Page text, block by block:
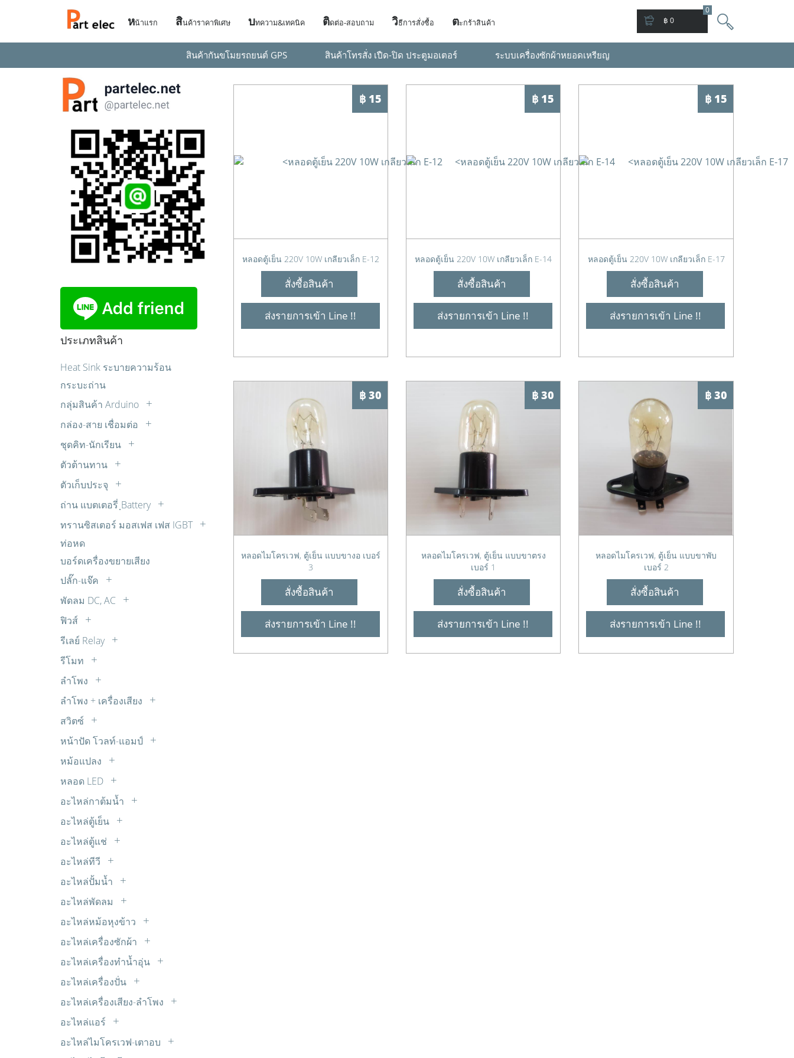
หน้าแรก สินค้าราคาพิเศษ บทความ&เทคนิค ติดต่อ-สอบถาม วิธีการสั่งซื้อ ตะกร้าสินค้า
สินค้ากันขโมยรถยนต์ GPS สินค้าโทรสั่ง เปืด-ปิด ประตูมอเตอร์ ระบบเครื่องซักผ้าหยอดเหรียญ
0
฿ 0
ประเภทสินค้า
Heat Sink ระบายความร้อน
กระบะถ่าน
กลุ่มสินค้า Arduino
Sensor เซ็นเซอร์
บอร์ดขับมอเตอร์
บอร์ดรีเลย์
มอเตอร์ต่างๆ
หน้าจอแสดงผล
กล่อง-สาย เชื่อมต่อ
กล่องแปลงสัญญาณ
สายปลั๊กไฟ AC
สายสัญญาณเสียง AUDIO
สายเพื่อการทดลอง
ชุดคิท-นักเรียน
ควบคุมไฟ AC ด้วยแสง เสียง รีโมท ตั้ง
เวลา
ชุดคิทสำหรับผู้เริ่มต้น
ชุดหุ่นยนต์
ชุดไมโครคอนโทรลเลอร์
พลังงาน โซลาร์เซลล์
วงจรขยายเสียง ปรับแต่งเสียง
วงจรควบคุมความเร็วมอเตอร์ DC
วงจรตัวเลขจัมโบ้ วงจรขับ และไฟกระ
วงจรนาฬิกาและจับเวลา
วงจรบันทึกเสียง
วงจรเสียงต่างๆ จากไอซี OTP
วิทยุรับ-ส่ง FM ไมค์ลอย จูนเนอร์
แหล่งจ่ายไฟ
ไฟกระพริบ ไฟเกมส์
ตัวต้านทาน
LDR
R 10W
R 15W
R 1W
R 20W
R 30W
ตัวต้านทานปรับค่าได้ 30W
ตัวเก็บประจุ
Cap. มอเตอร์สตาร์ท
อิเล็กโตรไลต์
ไมล่าร์
ถ่าน แบตเตอรี่ ฺBattery
ถ่านคาร์บอนซิงค์
ทรานซิสเตอร์ มอสเฟส เฟส IGBT
IGBT
Transistors
TRIAC
ท่อหด
บอร์ดเครื่องขยายเสียง
ปลั๊ก-แจ๊ค
COAX
DC
RCA
RCA ติดแท่น
ตัวแปลง
สเปคคอน
แจ๊ค TR
พัดลม DC, AC
พัดลม AC
พัดลมทั่วไป
ฟิวส์
เทอร์โมฟิวส์
รีเลย์ Relay
รีเลย์ 14V DC
รีเลย์ 18V DC
รีเลย์ 220V AC
รีเลย์ 24V DC
รีเลย์ 6V DC
รีเลย์ 9V DC
รีโมท
รีโมทจานดาวเทียม
รีโมทพัดลม
รีโมทเครื่องเสียง
รีโมทแอร์
ลำโพง
Buzzer บัซเซอร์
ลำโพงเสียงแหลม ทวิตเตอร์ TW
ลำโพง + เครื่องเสียง
สวิตซ์
สวิตซ์กด
สวิตซ์โยก
สวิตซ์ใช้กับสว่าน
ไมโครสวิตซ์
หน้าปัด โวลท์-แอมป์
หน้าปัด AC
หม้อแปลง
หม้อแปลงขดลวด Transformer
อะแด๊ปเตอร์
อินเวอร์เตอร์ INVERTER
หลอด LED
LED 5mm.
อะไหล่กาต้มน้ำ
ฮีทเตอร์กาต้มน้ำ
อะไหล่ตู้เย็น
Timer ตู้เย็น
ขอบยางตู้เย็น
ดีฟรอสใบเมทัล
ฟิลเตอร์-ดรายเออร์
มอเตอร์ตู้เย็น
วาวล์ศร
สวิตซ์ประตูตู้เย็น
ฮีตเตอร์หลอดแก้ว
เซ็นเซอร์ตู้เย็น
เทอร์โมสตัด
แผงระบายความร้อน
อะไหล่ตู้แช่
มอเตอร์พัดลมตู้แช่
อะไหล่ทีวี
ซ๊อกเก็ต TV
ซัพพลาย HAIER
ซัพพลาย JVC
ซัพพลาย LG
ซัพพลาย Panasonic
ซัพพลาย Philips
ซัพพลาย SAMSUNG
ซัพพลาย SHARP
ซัพพลาย SINGER
อะไหล่ปั้มน้ำ
เพรสเชอร์สวิตซ์ปั้มน้ำ
อะไหล่พัดลม
C. พัดลม
มอเตอร์ส่ายรอบช้า
สวิทซ์พัดลม
สเตเตอร์ มอเตอร์พัดลม
เทอร์โมฟิวส์พัดลม
เฟืองต่างๆ
อะไหล่หม้อหุงข้าว
แผ่นอุ่นหม้อหุงข้าว
อะไหล่เครื่องซักผ้า
ขาเหล็กยึดถังซัก
จุกยางปิดท่อน้ำทิ้ง
ชุดหยอดเหรียญ
ซีลยาง
ถุงกรองเศษ
อะไหล่เครื่องทำน้ำอุ่น
VR เครื่องทำน้ำอุ่น
อะไหล่เครื่องปั่น
ยางรองโถเครื่องปั่น
เฟืองเครื่องปั่น
แปลงถ่านเครื่องปั่น
อะไหล่เครื่องเสียง-ลำโพง
ตะแกรงปิดหน้าลำโพง
อะไหล่แอร์
C. แอร์
อะไหล่ไมโครเวฟ-เตาอบ
หัวแม็คนีตรอน
฿ 15
หลอดตู้เย็น 220V 10W เกลียวเล็ก E-12
สั่งซื้อสินค้า
ส่งรายการเข้า Line !!
฿ 15
หลอดตู้เย็น 220V 10W เกลียวเล็ก E-14
สั่งซื้อสินค้า
ส่งรายการเข้า Line !!
฿ 15
หลอดตู้เย็น 220V 10W เกลียวเล็ก E-17
สั่งซื้อสินค้า
ส่งรายการเข้า Line !!
฿ 30
หลอดไมโครเวฟ, ตู้เย็น แบบขางอ เบอร์
3
สั่งซื้อสินค้า
ส่งรายการเข้า Line !!
฿ 30
หลอดไมโครเวฟ, ตู้เย็น แบบขาตรง
เบอร์ 1
สั่งซื้อสินค้า
ส่งรายการเข้า Line !!
฿ 30
หลอดไมโครเวฟ, ตู้เย็น แบบขาพับ
เบอร์ 2
สั่งซื้อสินค้า
ส่งรายการเข้า Line !!